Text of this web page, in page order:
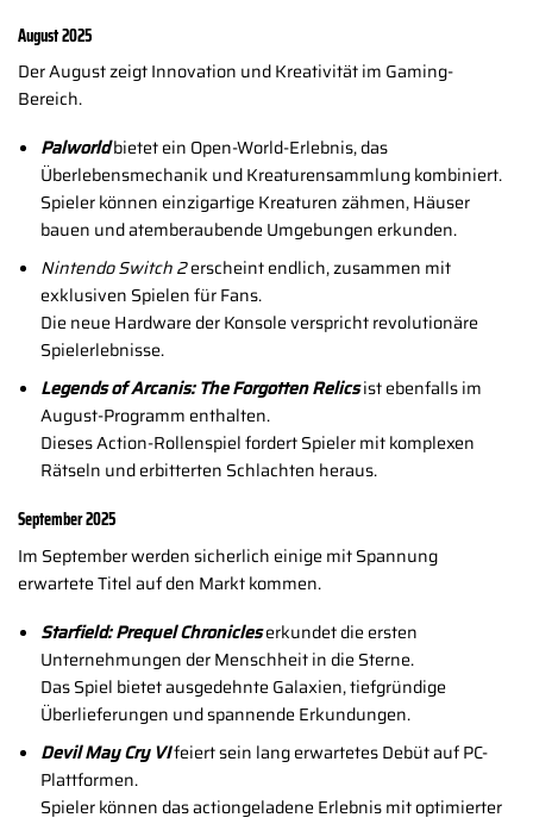
August 2025
Der August zeigt Innovation und Kreativität im Gaming-
Bereich.
Palworldbietet ein Open-World-Erlebnis, das
Überlebensmechanik und Kreaturensammlung kombiniert.
Spieler können einzigartige Kreaturen zähmen, Häuser
bauen und atemberaubende Umgebungen erkunden.
Nintendo Switch 2erscheint endlich, zusammen mit
exklusiven Spielen für Fans.
Die neue Hardware der Konsole verspricht revolutionäre
Spielerlebnisse.
Legends of Arcanis: The Forgotten Relicsist ebenfalls im
August-Programm enthalten.
Dieses Action-Rollenspiel fordert Spieler mit komplexen
Rätseln und erbitterten Schlachten heraus.
September 2025
Im September werden sicherlich einige mit Spannung
erwartete Titel auf den Markt kommen.
Starfield: Prequel Chronicleserkundet die ersten
Unternehmungen der Menschheit in die Sterne.
Das Spiel bietet ausgedehnte Galaxien, tiefgründige
Überlieferungen und spannende Erkundungen.
Devil May Cry VIfeiert sein lang erwartetes Debüt auf PC-
Plattformen.
Spieler können das actiongeladene Erlebnis mit optimierter